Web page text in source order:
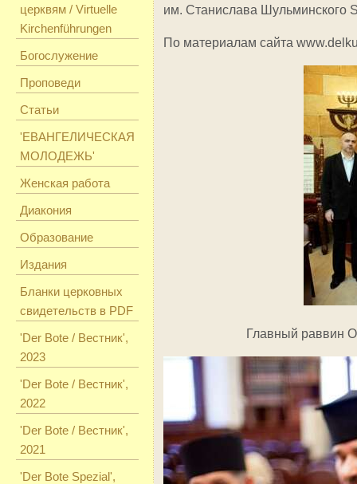
церквям / Virtuelle
Kirchenführungen
Богослужение
Проповеди
Статьи
'ЕВАНГЕЛИЧЕСКАЯ
МОЛОДЕЖЬ'
Женская работа
Диакония
Образование
Издания
Бланки церковных
свидетельств в PDF
'Der Bote / Вестник',
2023
'Der Bote / Вестник',
2022
'Der Bote / Вестник',
2021
'Der Bote Spezial',
им. Станислава Шульминского
По материалам сайта
Главный раввин